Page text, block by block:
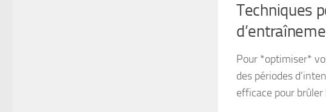
Techniques
Pour *optimiser*
des périodes
efficace pour